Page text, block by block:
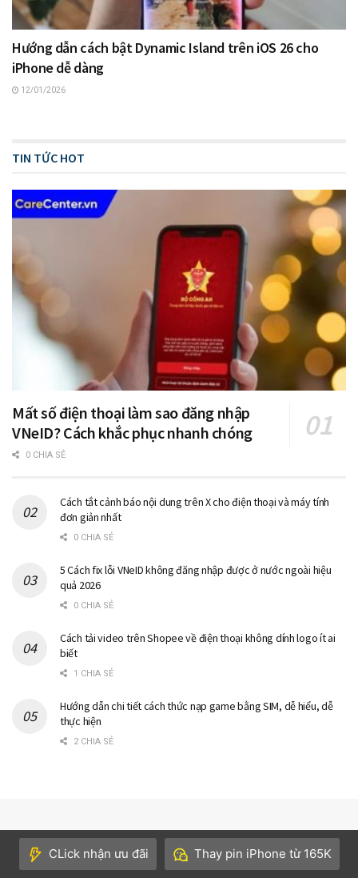
Hướng dẫn cách bật Dynamic Island trên iOS 26 cho
iPhone dễ dàng
12/01/2026
TIN TỨC HOT
Mất số điện thoại làm sao đăng nhập
VNeID? Cách khắc phục nhanh chóng
0 CHIA SẺ
Cách tắt cảnh báo nội dung trên X cho điện thoại và máy tính
đơn giản nhất
0 CHIA SẺ
5 Cách fix lỗi VNeID không đăng nhập được ở nước ngoài hiệu
quả 2026
0 CHIA SẺ
Cách tải video trên Shopee về điện thoại không dính logo ít ai
biết
1 CHIA SẺ
Hướng dẫn chi tiết cách thức nạp game bằng SIM, dễ hiểu, dễ
thực hiện
2 CHIA SẺ
LIÊN HỆCLick nhận ưu đãi Thay pin iPhone từ 165K